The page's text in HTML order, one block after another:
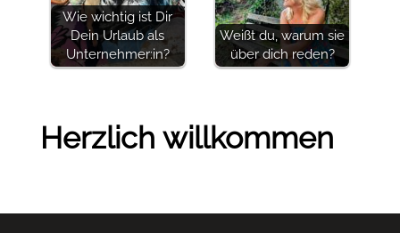
Wie wichtig ist Dir
Dein Urlaub als
Unternehmer:in?
Weißt du, warum sie
über dich reden?
Herzlich willkommen